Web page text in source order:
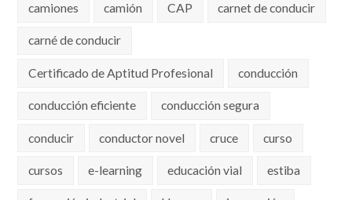
camiones camión CAP carnet de conducir
carné de conducir
Certificado de Aptitud Profesional conducción
conducción eficiente conducción segura
conducir conductor novel cruce curso
cursos e-learning educación vial estiba